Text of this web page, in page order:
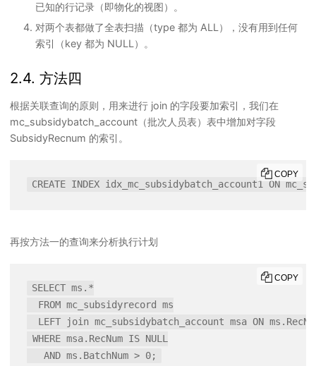
已知的行记录（即物化的视图）。
对两个表都做了全表扫描（type 都为 ALL），没有用到任何
索引（key 都为 NULL）。
2.4. 方法四
根据关联查询的原则，用来进行 join 的字段要加索引，我们在
mc_subsidybatch_account（批次人员表）表中增加对字段
SubsidyRecnum 的索引。
COPY
再按方法一的查询来分析执行计划
SELECT ms.*
  FROM mc_subsidyrecord ms
LEFT join mc_subsidybatch_account msa ON
WHERE msa.RecNum IS NULL
COPY